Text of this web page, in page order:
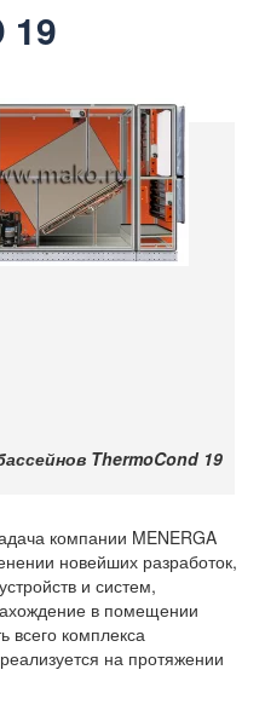
19
ThermoCond 19
компании MENERGA
новейших разработок,
и систем,
в помещении
всего комплекса
на протяжении